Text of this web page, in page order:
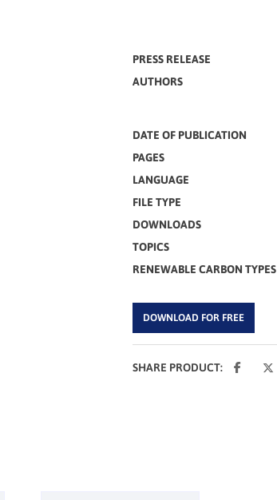
PRESS RELEASE
AUTHORS
DATE OF PUBLICATION
PAGES
LANGUAGE
FILE TYPE
DOWNLOADS
TOPICS
RENEWABLE CARBON TYPES
DOWNLOAD FOR FREE
SHARE PRODUCT: